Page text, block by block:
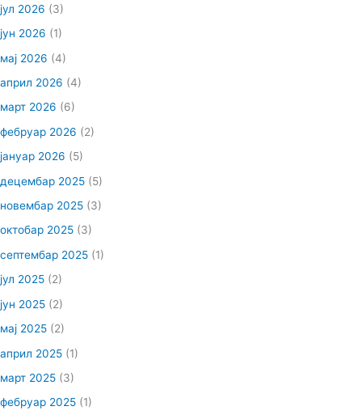
јул 2026 (3)
јун 2026 (1)
мај 2026 (4)
април 2026 (4)
март 2026 (6)
фебруар 2026 (2)
јануар 2026 (5)
децембар 2025 (5)
новембар 2025 (3)
октобар 2025 (3)
септембар 2025 (1)
јул 2025 (2)
јун 2025 (2)
мај 2025 (2)
април 2025 (1)
март 2025 (3)
фебруар 2025 (1)